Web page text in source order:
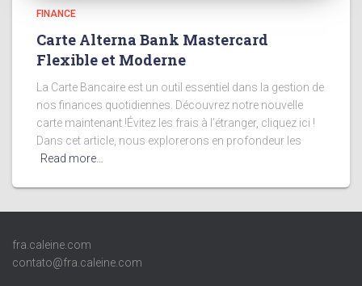
FINANCE
Carte Alterna Bank Mastercard
Flexible et Moderne
La Carte Bancaire est un outil essentiel dans la gestion de
nos finances quotidiennes. Découvrez notre nouvelle
carte maintenant !Évitez les frais à l’étranger, cliquez ici !
Dans cet article, nous explorerons en profondeur les
Read more…
fra.caleine.com
contato@fra.caleine.com